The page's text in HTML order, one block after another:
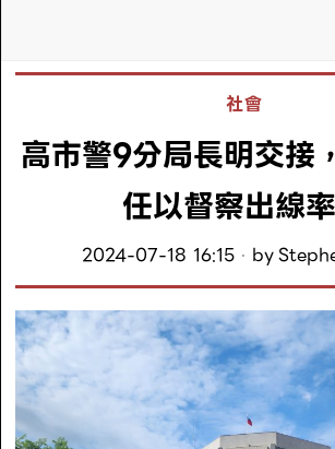
社會
高市警9分局長明交接
任以督察出線
2024-07-18 16:15 by